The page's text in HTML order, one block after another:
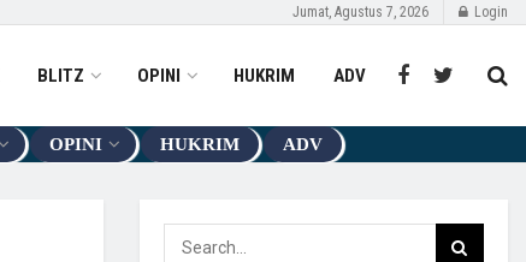
Jumat, Agustus 7, 2026 Login
BLITZ OPINI HUKRIM ADV
OPINI HUKRIM ADV